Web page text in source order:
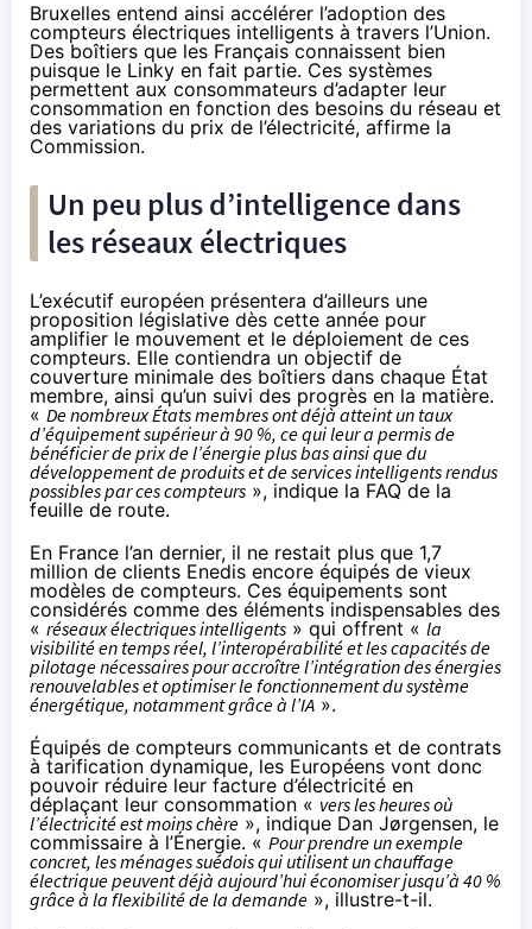
Bruxelles entend ainsi accélérer l’adoption des
compteurs électriques intelligents à travers l’Union.
Des boîtiers que les Français connaissent bien
puisque le Linky en fait partie. Ces systèmes
permettent aux consommateurs d’adapter leur
consommation en fonction des besoins du réseau et
des variations du prix de l’électricité, affirme la
Commission.
Un peu plus d’intelligence dans
les réseaux électriques
L’exécutif européen présentera d’ailleurs une
proposition législative dès cette année pour
amplifier le mouvement et le déploiement de ces
compteurs. Elle contiendra un objectif de
couverture minimale des boîtiers dans chaque État
membre, ainsi qu’un suivi des progrès en la matière.
« De nombreux États membres ont déjà atteint un taux
d’équipement supérieur à 90 %, ce qui leur a permis de
bénéficier de prix de l’énergie plus bas ainsi que du
développement de produits et de services intelligents rendus
possibles par ces compteurs », indique la FAQ de la
feuille de route.
En France l’an dernier, il ne restait plus que 1,7
million de clients Enedis encore équipés de vieux
modèles de compteurs. Ces équipements sont
considérés comme des éléments indispensables des
« réseaux électriques intelligents » qui offrent « la
visibilité en temps réel, l’interopérabilité et les capacités de
pilotage nécessaires pour accroître l’intégration des énergies
renouvelables et optimiser le fonctionnement du système
énergétique, notamment grâce à l’IA ».
Équipés de compteurs communicants et de contrats
à tarification dynamique, les Européens vont donc
pouvoir réduire leur facture d’électricité en
déplaçant leur consommation « vers les heures où
l’électricité est moins chère », indique Dan Jørgensen, le
commissaire à l’Énergie. « Pour prendre un exemple
concret, les ménages suédois qui utilisent un chauffage
électrique peuvent déjà aujourd’hui économiser jusqu’à 40 %
grâce à la flexibilité de la demande », illustre-t-il.